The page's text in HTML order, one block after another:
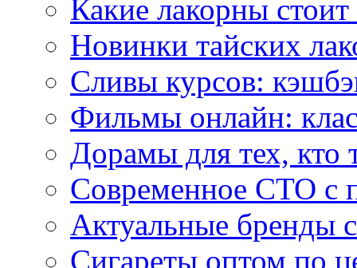
Какие лакорны
Новинки тайских
Сливы курсов:
Фильмы онлайн:
Дорамы для тех, кто
Современное СТО с
Актуальные бренды
Сигареты оптом по